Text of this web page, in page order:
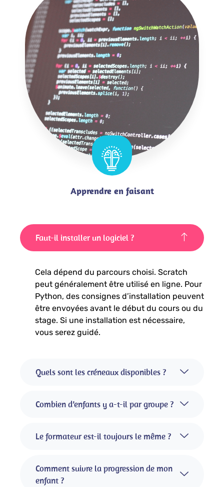
Apprendre en faisant
Faut-il installer un logiciel ?
Cela dépend du parcours choisi. Scratch
peut généralement être utilisé en ligne. Pour
Python, des consignes d’installation peuvent
être envoyées avant le début du cours ou du
stage. Si une installation est nécessaire,
vous serez guidé.
Quels sont les créneaux disponibles ?
Combien d’enfants y a-t-il par groupe ?
Le formateur est-il toujours le même ?
Comment suivre la progression de mon
enfant ?